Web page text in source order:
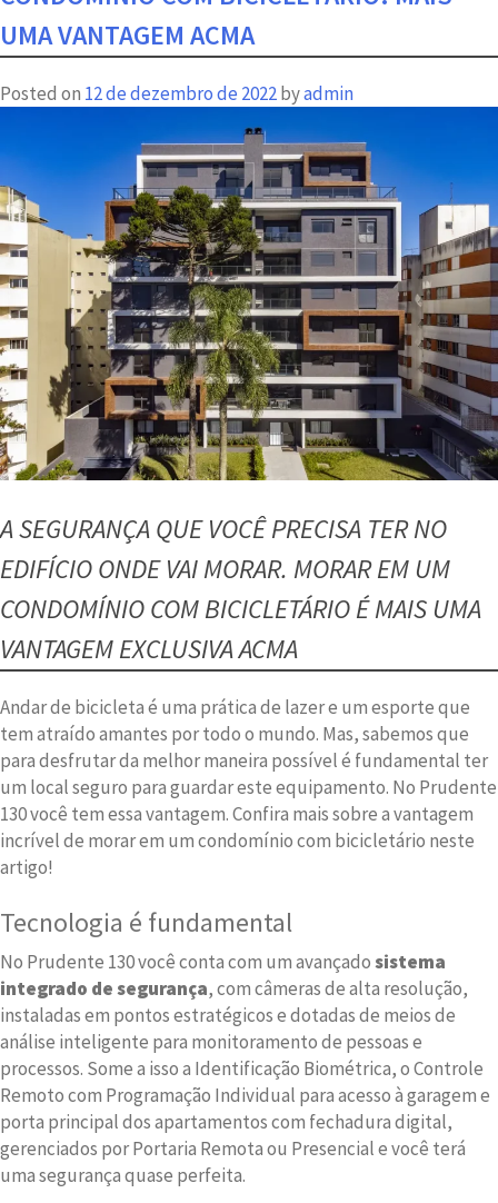
UMA VANTAGEM ACMA
Posted on 12 de dezembro de 2022byadmin
A SEGURANÇA QUE VOCÊ PRECISA TER NO
EDIFÍCIO ONDE VAI MORAR. MORAR EM UM
CONDOMÍNIO COM BICICLETÁRIO É MAIS UMA
VANTAGEM EXCLUSIVA ACMA
Andar de bicicleta é uma prática de lazer e um esporte que
tem atraído amantes por todo o mundo. Mas, sabemos que
para desfrutar da melhor maneira possível é fundamental ter
um local seguro para guardar este equipamento. No Prudente
130 você tem essa vantagem. Confira mais sobre a vantagem
incrível de morar em um condomínio com bicicletário neste
artigo!
Tecnologia é fundamental
No Prudente 130 você conta com um avançadosistema
integrado de segurança, com câmeras de alta resolução,
instaladas em pontos estratégicos e dotadas de meios de
análise inteligente para monitoramento de pessoas e
processos. Some a isso a Identificação Biométrica, o Controle
Remoto com Programação Individual para acesso à garagem e
porta principal dos apartamentos com fechadura digital,
gerenciados por Portaria Remota ou Presencial e você terá
uma segurança quase perfeita.